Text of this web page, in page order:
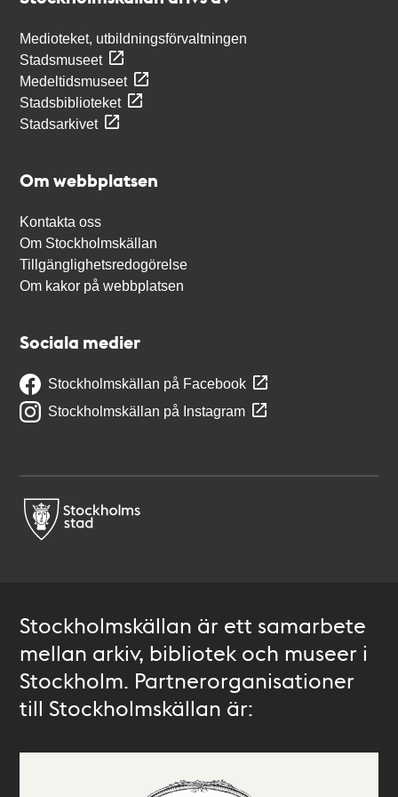
Medioteket, utbildningsförvaltningen
Stadsmuseet
Medeltidsmuseet
Stadsbiblioteket
Stadsarkivet
Om webbplatsen
Kontakta oss
Om Stockholmskällan
Tillgänglighetsredogörelse
Om kakor på webbplatsen
Sociala medier
Stockholmskällan på Facebook
Stockholmskällan på Instagram
Stockholmskällan är ett samarbete
mellan arkiv, bibliotek och museer i
Stockholm. Partnerorganisationer
till Stockholmskällan är: